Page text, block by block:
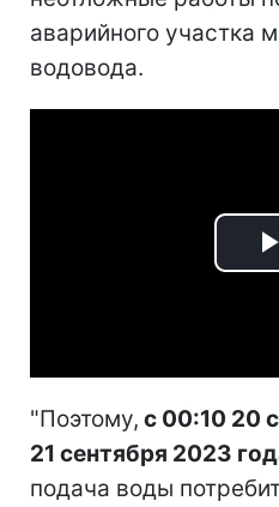
аварийного участка
водовода.
"Поэтому, с 00:10 20
21 сентября 2023
подача воды